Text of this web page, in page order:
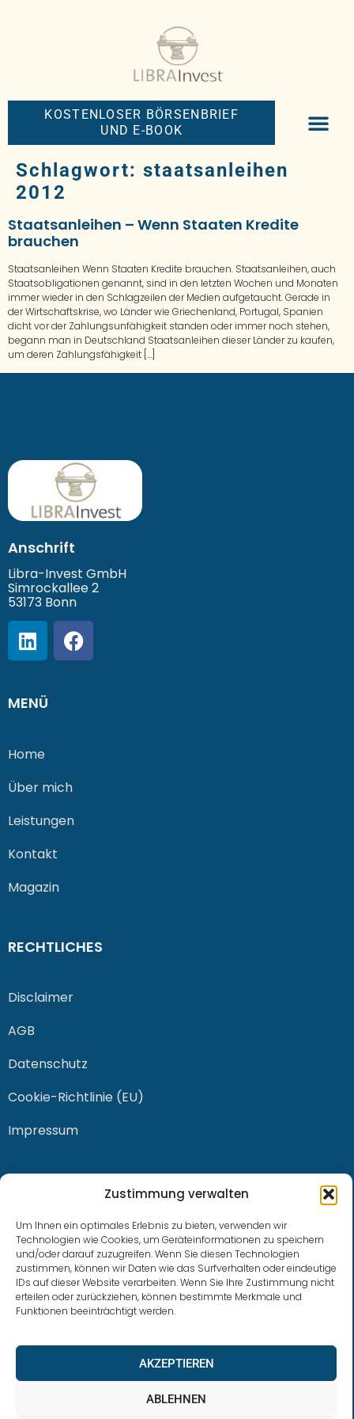
Zustimmung verwalten
Um Ihnen ein optimales Erlebnis zu bieten, verwenden wir
Technologien wie Cookies, um Geräteinformationen zu speichern
und/oder darauf zuzugreifen. Wenn Sie diesen Technologien
zustimmen, können wir Daten wie das Surfverhalten oder eindeutige
IDs auf dieser Website verarbeiten. Wenn Sie Ihre Zustimmung nicht
erteilen oder zurückziehen, können bestimmte Merkmale und
Funktionen beeinträchtigt werden.
AKZEPTIEREN
ABLEHNEN
KOSTENLOSER BÖRSENBRIEF
UND E-BOOK
Schlagwort: staatsanleihen
2012
Staatsanleihen – Wenn Staaten Kredite
brauchen
Staatsanleihen Wenn Staaten Kredite brauchen. Staatsanleihen, auch
Staatsobligationen genannt, sind in den letzten Wochen und Monaten
immer wieder in den Schlagzeilen der Medien aufgetaucht. Gerade in
der Wirtschaftskrise, wo Länder wie Griechenland, Portugal, Spanien
dicht vor der Zahlungsunfähigkeit standen oder immer noch stehen,
begann man in Deutschland Staatsanleihen dieser Länder zu kaufen,
um deren Zahlungsfähigkeit […]
Anschrift
Libra-Invest GmbH
Simrockallee 2
53173 Bonn
MENÜ
Home
Über mich
Leistungen
Kontakt
Magazin
RECHTLICHES
Disclaimer
AGB
Datenschutz
Cookie-Richtlinie (EU)
Impressum
0228 / 915 614 81
klaus.buhl@libra-invest.de